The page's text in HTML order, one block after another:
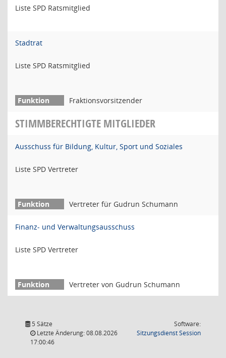
Liste SPD Ratsmitglied
Stadtrat
Liste SPD Ratsmitglied
Fraktionsvorsitzender
STIMMBERECHTIGTE MITGLIEDER
Ausschuss für Bildung, Kultur, Sport und Soziales
Liste SPD Vertreter
Vertreter für Gudrun Schumann
Finanz- und Verwaltungsausschuss
Liste SPD Vertreter
Vertreter von Gudrun Schumann
5 Sätze
Letzte Änderung: 08.08.2026
17:00:46
Software:
SitzungsdienstSession(Wird in